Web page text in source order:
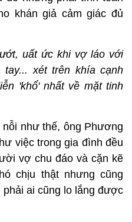
khán giả cảm giác đủ
uất ức khi vợ láo với
xét trên khía cạnh
'khổ' nhất về mặt tinh
như thế, ông Phương
việc trong gia đình đều
vợ chu đáo và cặn kẽ
chịu thật nhưng cũng
ai cũng lo lắng được